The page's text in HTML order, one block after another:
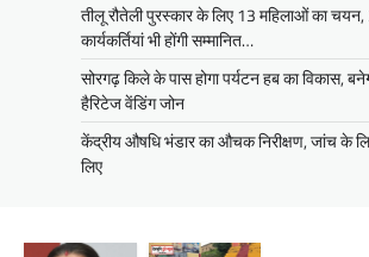
तीलू रौतेली पुरस्कार के लिए 13 महिलाओं का
कार्यकर्तियां भी होंगी सम्मानित…
सोरगढ़ किले के पास होगा पर्यटन हब का विकास,
हैरिटेज वेंडिंग जोन
केंद्रीय औषधि भंडार का औचक निरीक्षण, जांच के
लिए